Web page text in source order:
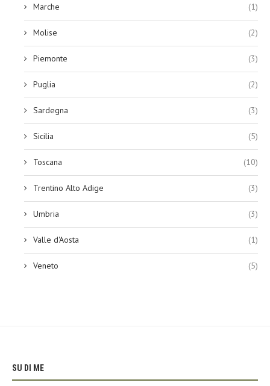
Marche (1)
Molise (2)
Piemonte (3)
Puglia (2)
Sardegna (3)
Sicilia (5)
Toscana (10)
Trentino Alto Adige (3)
Umbria (3)
Valle d'Aosta (1)
Veneto (5)
SU DI ME